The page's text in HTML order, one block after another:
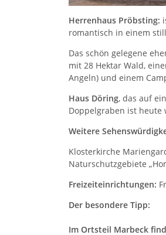
Herrenhaus Pröbsting:
romantisch in einem
Das schön gelegene
mit 28 Hektar Wald,
Angeln) und einem
Haus Döring, das auf
Doppelgraben ist heute
Weitere
Klosterkirche
Naturschutzgebiete
Freizeiteinrichtungen:
Der besondere Tipp:
Im Ortsteil Marbeck